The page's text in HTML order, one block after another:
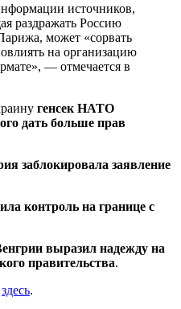
источников,
раздражать Россию
может «сорвать
на организацию
— отмечается в
генсек НАТО
дать больше прав
заблокировала заявление
контроль на границе с
выразил надежду на
правительства.
здесь.